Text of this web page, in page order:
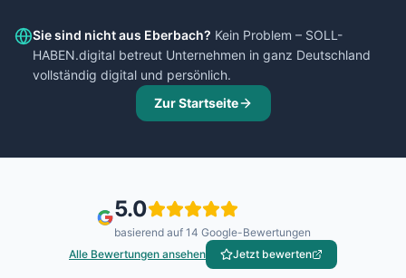
Sie sind nicht aus Eberbach? Kein Problem – SOLL-
HABEN.digital betreut Unternehmen in ganz Deutschland
vollständig digital und persönlich.
Zur Startseite
5.0
basierend auf 14 Google-Bewertungen
Alle Bewertungen ansehen
Jetzt bewerten